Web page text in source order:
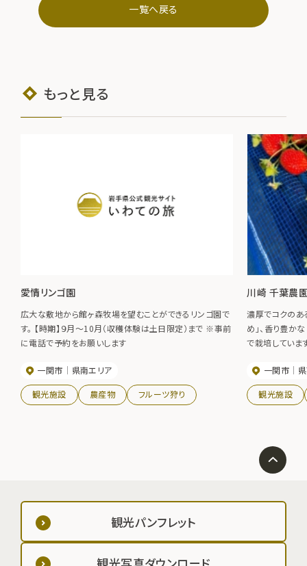
一覧へ戻る
もっと見る
愛情リンゴ園
広大な敷地から館ヶ森牧場を望むことができるリンゴ園で
す。 【時期】９月～10月（収穫体験は土日限定）まで ※事前
に電話で予約をお願いします
一関市 県南エリア
観光施設 農産物 フルーツ狩り
川崎 千葉農
濃厚でコクのあ
め」、香り豊か
で栽培していま
一関市
観光施設
観光パンフレット